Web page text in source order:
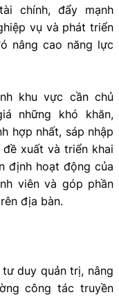
chính, đẩy mạnh
vụ và phát triển
nâng cao năng lực
khu vực cần chủ
những khó khăn,
hợp nhất, sáp nhập
xuất và triển khai
định hoạt động của
viên và góp phần
địa bàn.
duy quản trị, nâng
công tác truyền